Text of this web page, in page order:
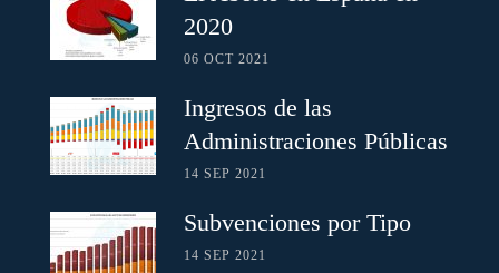
2020
06 OCT 2021
Ingresos de las
Administraciones Públicas
14 SEP 2021
Subvenciones por Tipo
14 SEP 2021